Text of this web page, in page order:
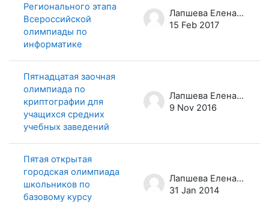
Регионального этапа
Всероссийской
олимпиады по
информатике
Лапшева Елена Евгеньевна
15 Feb 2017
Пятнадцатая заочная
олимпиада по
криптографии для
учащихся средних
учебных заведений
Лапшева Елена Евгеньевна
9 Nov 2016
Пятая открытая
городская олимпиада
школьников по
базовому курсу
Лапшева Елена Евгеньевна
31 Jan 2014